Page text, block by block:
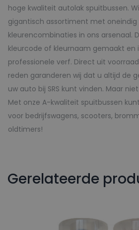
hoge kwaliteit autolak spuitbussen.
gigantisch assortiment met oneindig
kleurencombinaties in ons arsenaal.
kleurcode of kleurnaam gemaakt en
professionele verf. Direct uit
reden garanderen wij dat u altijd de
uw auto bij SRS kunt vinden. Maar
Met onze A-kwaliteit spuitbussen
voor bedrijfswagens, scooters,
oldtimers!
Gerelateerde